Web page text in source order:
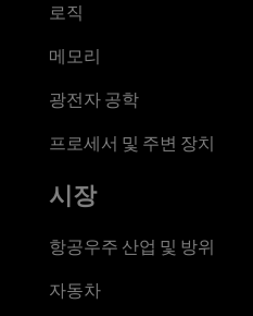
로직
메모리
광전자 공학
프로세서 및 주변 장치
시장
항공우주 산업 및 방위
자동차